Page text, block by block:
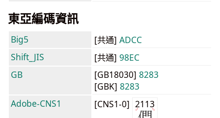
東亞編碼資訊
Big5 [共通] ADCC
Shift_JIS
[共通] 98EC
GB
[GB18030] 8283
[GBK] 8283
Adobe-CNS1
[CNS1-0] 2113